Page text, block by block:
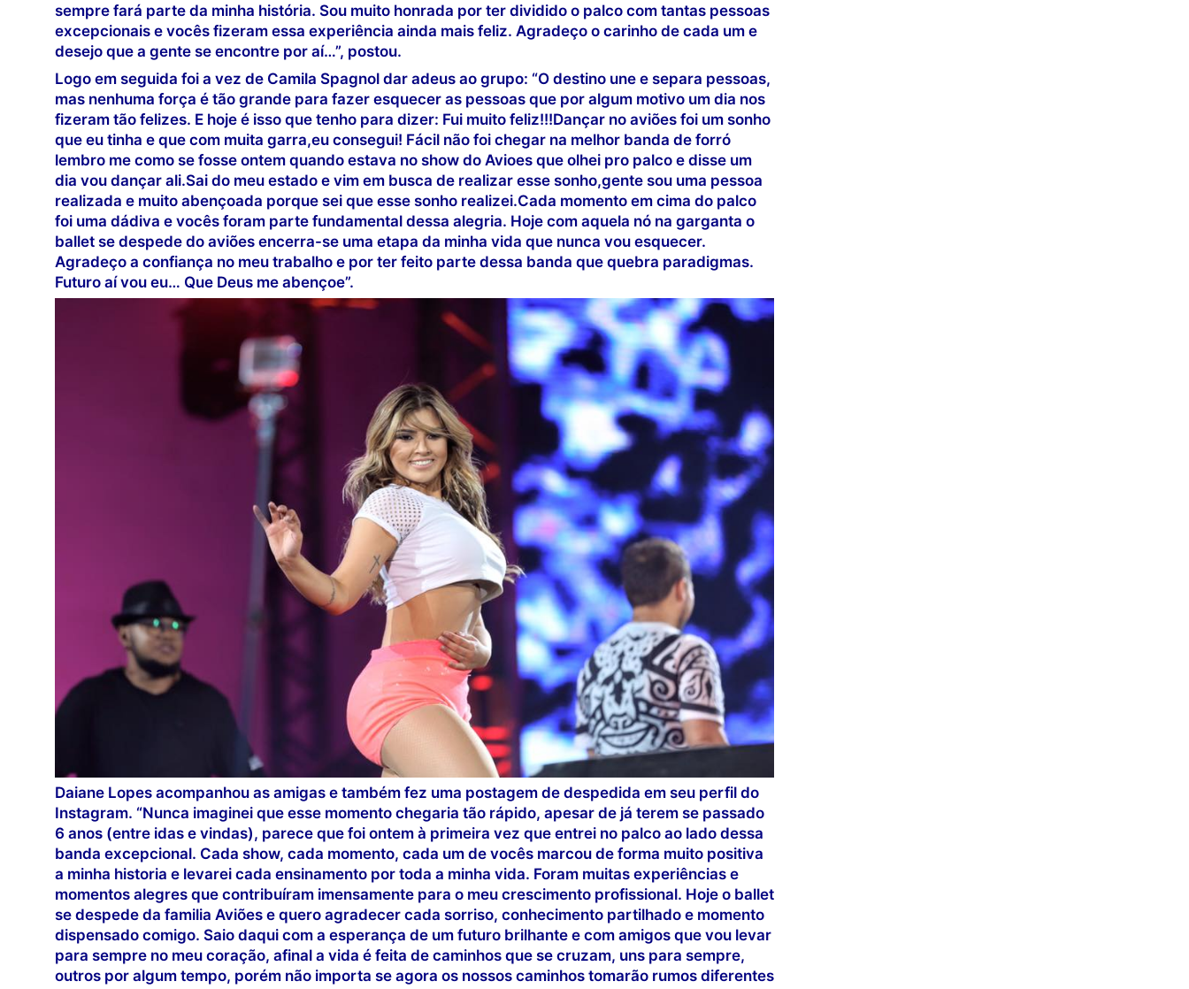
sempre fará parte da minha história. Sou muito honrada por ter dividido o palco com tantas pessoas
excepcionais e vocês fizeram essa experiência ainda mais feliz. Agradeço o carinho de cada um e
desejo que a gente se encontre por aí…”, postou.
Logo em seguida foi a vez de Camila Spagnol dar adeus ao grupo: “O destino une e separa pessoas,
mas nenhuma força é tão grande para fazer esquecer as pessoas que por algum motivo um dia nos
fizeram tão felizes. E hoje é isso que tenho para dizer: Fui muito feliz!!!Dançar no aviões foi um sonho
que eu tinha e que com muita garra,eu consegui! Fácil não foi chegar na melhor banda de forró
lembro me como se fosse ontem quando estava no show do Avioes que olhei pro palco e disse um
dia vou dançar ali.Sai do meu estado e vim em busca de realizar esse sonho,gente sou uma pessoa
realizada e muito abençoada porque sei que esse sonho realizei.Cada momento em cima do palco
foi uma dádiva e vocês foram parte fundamental dessa alegria. Hoje com aquela nó na garganta o
ballet se despede do aviões encerra-se uma etapa da minha vida que nunca vou esquecer.
Agradeço a confiança no meu trabalho e por ter feito parte dessa banda que quebra paradigmas.
Futuro aí vou eu… Que Deus me abençoe”.
Daiane Lopes acompanhou as amigas e também fez uma postagem de despedida em seu perfil do
Instagram. “Nunca imaginei que esse momento chegaria tão rápido, apesar de já terem se passado
6 anos (entre idas e vindas), parece que foi ontem à primeira vez que entrei no palco ao lado dessa
banda excepcional. Cada show, cada momento, cada um de vocês marcou de forma muito positiva
a minha historia e levarei cada ensinamento por toda a minha vida. Foram muitas experiências e
momentos alegres que contribuíram imensamente para o meu crescimento profissional. Hoje o ballet
se despede da familia Aviões e quero agradecer cada sorriso, conhecimento partilhado e momento
dispensado comigo. Saio daqui com a esperança de um futuro brilhante e com amigos que vou levar
para sempre no meu coração, afinal a vida é feita de caminhos que se cruzam, uns para sempre,
outros por algum tempo, porém não importa se agora os nossos caminhos tomarão rumos diferentes